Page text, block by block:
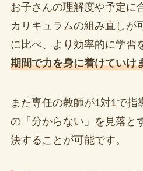
お子さんの理解度や予定に
カリキュラムの組み直しが
に比べ、より効率的に学習
期間で力を身に着けていけ
また専任の教師が1対1で指
の「分からない」を見落と
決することが可能です。